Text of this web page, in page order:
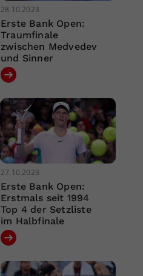
28.10.2023
Erste Bank Open:
Traumfinale
zwischen Medvedev
und Sinner
27.10.2023
Erste Bank Open:
Erstmals seit 1994
Top 4 der Setzliste
im Halbfinale